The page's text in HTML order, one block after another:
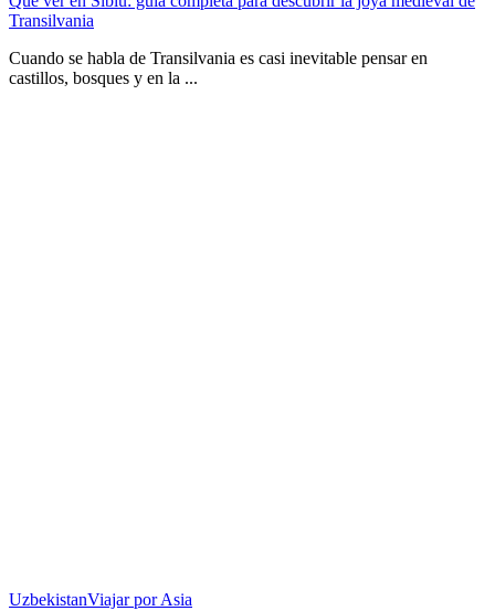
Transilvania
Cuando se habla de Transilvania es casi inevitable pensar en
castillos, bosques y en la ...
UzbekistanViajar por Asia